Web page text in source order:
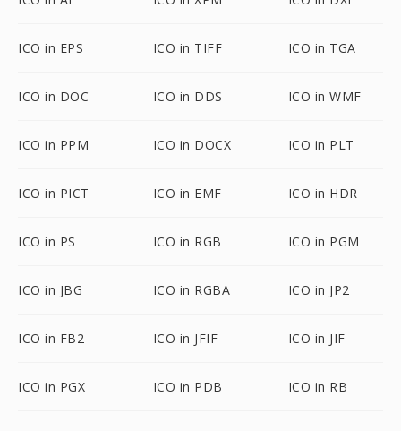
ICO in EPS ICO in TIFF ICO in TGA
ICO in DOC ICO in DDS ICO in WMF
ICO in PPM ICO in DOCX ICO in PLT
ICO in PICT ICO in EMF ICO in HDR
ICO in PS ICO in RGB ICO in PGM
ICO in JBG ICO in RGBA ICO in JP2
ICO in FB2 ICO in JFIF ICO in JIF
ICO in PGX ICO in PDB ICO in RB